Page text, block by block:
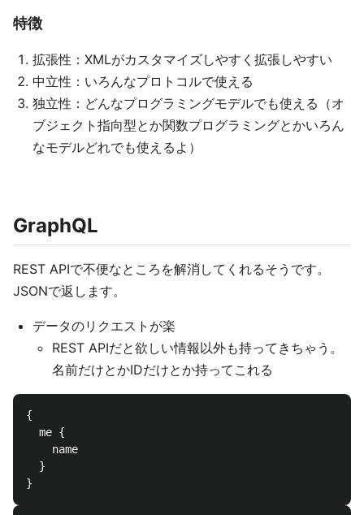
特徴
拡張性：XMLがカスタマイズしやすく拡張しやすい
中立性：いろんなプロトコルで使える
独立性：どんなプログラミングモデルでも使える（オ
ブジェクト指向型とか関数プログラミングとかいろん
なモデルどれでも使えるよ）
GraphQL
REST APIで不便なところを解消してくれるそうです。
JSONで返します。
データのリクエストが楽
REST APIだと欲しい情報以外も持ってきちゃう。
名前だけとかIDだけとか持ってこれる
{
  me {
    name
  }